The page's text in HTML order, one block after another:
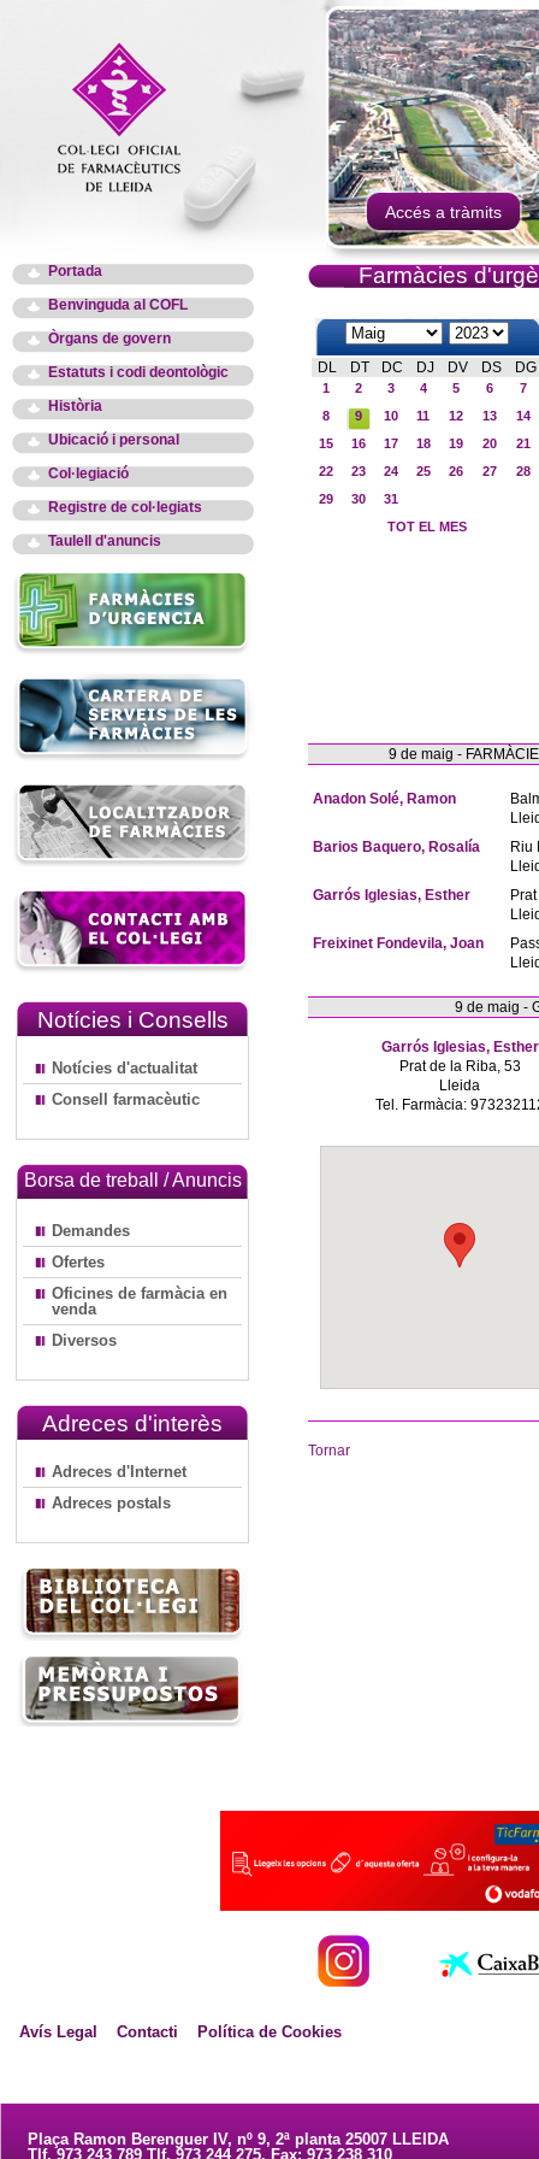
Accés a tràmits
Portada
Benvinguda al COFL
Òrgans de govern
Estatuts i codi deontològic
Història
Ubicació i personal
Col·legiació
Registre de col·legiats
Taulell d'anuncis
Notícies i Consells
Notícies d'actualitat
Consell farmacèutic
Borsa de treball / Anuncis
Demandes
Ofertes
Oficines de farmàcia en
venda
Diversos
Adreces d'interès
Adreces d'Internet
Adreces postals
Farmàcies
DL DT DC DJ DV DS DG
1 2 3 4 5 6
7
8
9 10 11 12 13
14
15
16 17 18 19 20
21
22
23 24 25 26 27
28
29
30
31
TOT EL MES
9 de maig -
Anadon Solé, Ramon
Barios Baquero, Rosalía
Riu
Garrós Iglesias, Esther
Freixinet Fondevila, Joan
9 de maig -
Garrós Iglesias, Esther
Prat de la Riba, 53
Lleida
Tel. Farmàcia:
Tornar
Avís Legal Contacti Política de Cookies
Plaça Ramon Berenguer IV, nº 9, 2ª planta 25007 LLEIDA
Tlf. 973 243 789 Tlf. 973 244 275. Fax: 973 238 310